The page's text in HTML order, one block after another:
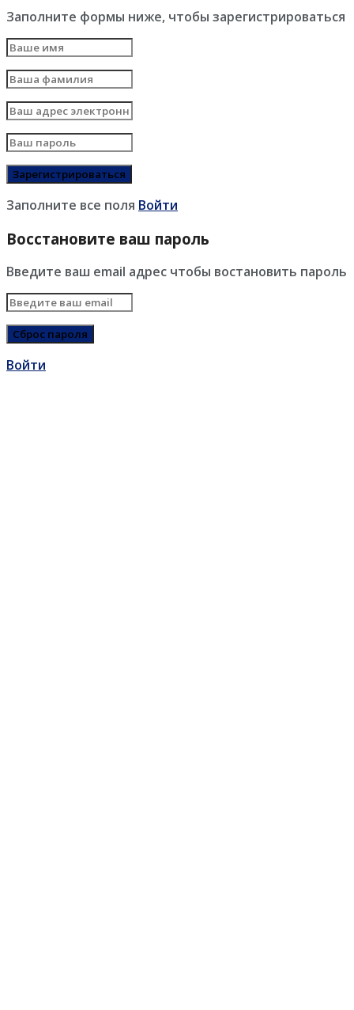
Заполните формы ниже, чтобы зарегистрироваться
Заполните все поля Войти
Восстановите ваш пароль
Введите ваш email адрес чтобы востановить пароль
Войти